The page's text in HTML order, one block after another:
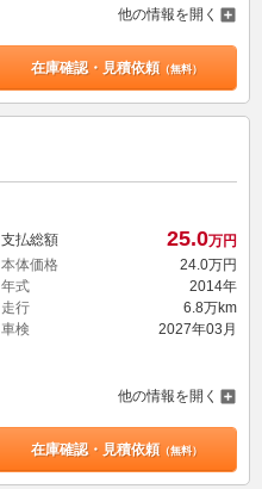
他の情報を開く
在庫確認・見積依頼（無料）
支払総額 25.0万円
本体価格
24. 0万円
年式
2014年
走行
6.8万km
車検
2027年03月
他の情報を開く
在庫確認・見積依頼（無料）